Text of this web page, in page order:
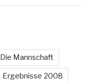
Die Mannschaft
Ergebnisse 2008